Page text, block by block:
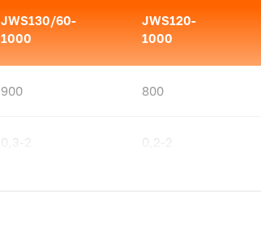
JWS130/60-
1000
JWS120-
1000
900 800
0,3-2 0,2-2